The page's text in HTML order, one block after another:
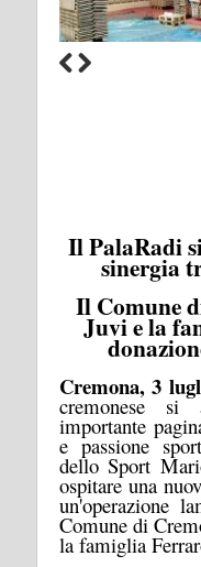
Il PalaRadi
sinergia
Il Comune
Juvi e la
Cremona, 3
cremonese si
importante
e passione
dello Sport
ospitare una
un'operazione
Comune di
la famiglia